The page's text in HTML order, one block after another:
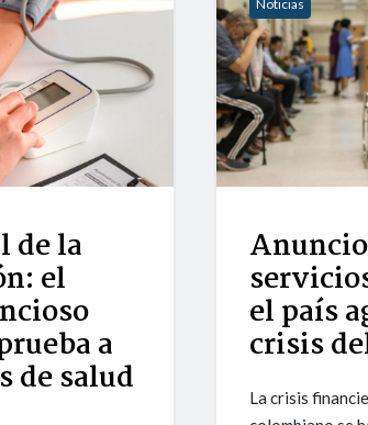
de la
el
a
de salud
Noticias
el país
crisis
La crisis